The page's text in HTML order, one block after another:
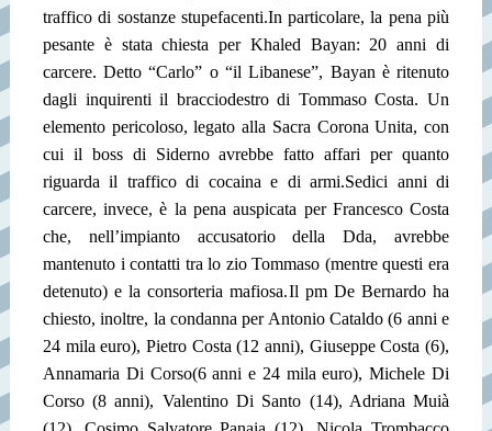
traffico di sostanze stupefacenti.In particolare, la pena più
pesante è stata chiesta per Khaled Bayan: 20 anni di
carcere. Detto “Carlo” o “il Libanese”, Bayan è ritenuto
dagli inquirenti il bracciodestro di Tommaso Costa. Un
elemento pericoloso, legato alla Sacra Corona Unita, con
cui il boss di Siderno avrebbe fatto affari per quanto
riguarda il traffico di cocaina e di armi.Sedici anni di
carcere, invece, è la pena auspicata per Francesco Costa
che, nell’impianto accusatorio della Dda, avrebbe
mantenuto i contatti tra lo zio Tommaso (mentre questi era
detenuto) e la consorteria mafiosa.Il pm De Bernardo ha
chiesto, inoltre, la condanna per Antonio Cataldo (6 anni e
24 mila euro), Pietro Costa (12 anni), Giuseppe Costa (6),
Annamaria Di Corso(6 anni e 24 mila euro), Michele Di
Corso (8 anni), Valentino Di Santo (14), Adriana Muià